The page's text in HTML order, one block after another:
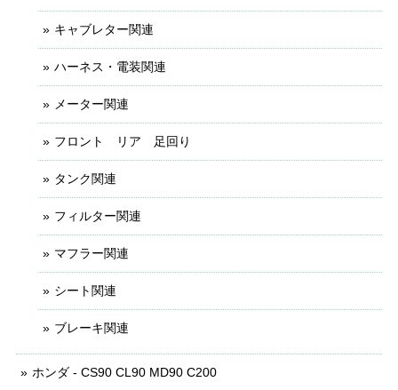
キャブレター関連
ハーネス・電装関連
メーター関連
フロント リア 足回り
タンク関連
フィルター関連
マフラー関連
シート関連
ブレーキ関連
ホンダ - CS90 CL90 MD90 C200